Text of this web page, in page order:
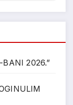
2026.”